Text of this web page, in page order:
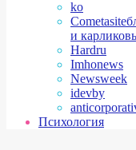
ko
Cometasite
и
Hardru
Imhonews
Newsweek
idevby
Психология